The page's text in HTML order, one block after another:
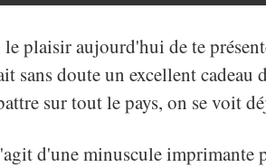
le plaisir aujourd'hui de te
sans doute un excellent
sur tout le pays, on se voit
d'une minuscule imprimante